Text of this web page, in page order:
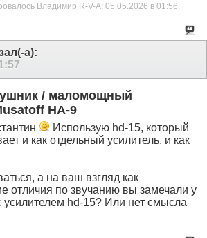
Владимир R-V-A; 05.05.2026 в 01:56.
а):
/ маломощный
HA-9
Использую hd-15, который
и как отдельный усилитель, и как
а на ваш взгляд как
отличия по звучанию вы замечали у
усилителем hd-15? Или нет смысла